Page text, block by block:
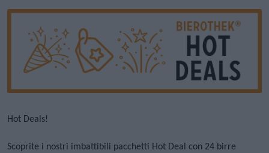
Hot Deals!
Scoprite i nostri imbattibili pacchetti Hot Deal con 24 birre